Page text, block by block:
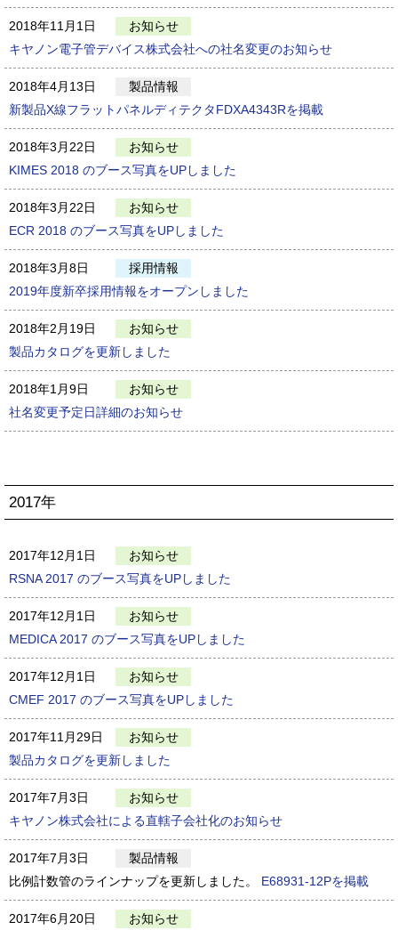
2018年11月1日
お知らせ
キヤノン電子管デバイス株式会社への社名変更のお知らせ
2018年4月13日
製品情報
新製品X線フラットパネルディテクタFDXA4343Rを掲載
2018年3月22日
お知らせ
KIMES 2018 のブース写真をUPしました
2018年3月22日
お知らせ
ECR 2018 のブース写真をUPしました
2018年3月8日
採用情報
2019年度新卒採用情報をオープンしました
2018年2月19日
お知らせ
製品カタログを更新しました
2018年1月9日
お知らせ
社名変更予定日詳細のお知らせ
2017年
2017年12月1日
お知らせ
RSNA 2017 のブース写真をUPしました
2017年12月1日
お知らせ
MEDICA 2017 のブース写真をUPしました
2017年12月1日
お知らせ
CMEF 2017 のブース写真をUPしました
2017年11月29日
お知らせ
製品カタログを更新しました
2017年7月3日
お知らせ
キヤノン株式会社による直轄子会社化のお知らせ
2017年7月3日
製品情報
比例計数管のラインナップを更新しました。 E68931-12Pを掲載
2017年6月20日 お知らせ